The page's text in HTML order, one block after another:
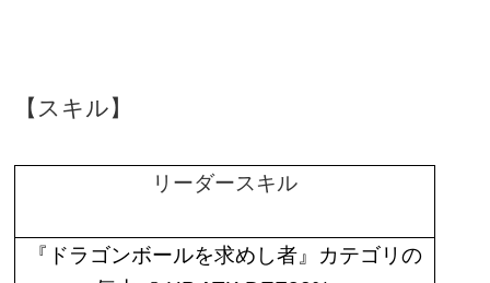
【スキル】
リーダースキル
『ドラゴンボールを求めし者』カテゴリの